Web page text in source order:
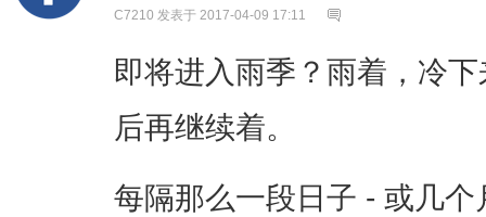
C7210 发表于 2017-04-09 17:11
即将进入雨季？雨着，冷
后再继续着。
每隔那么一段日子 - 或几